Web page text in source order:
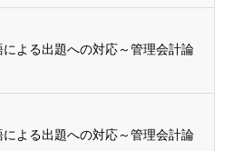
による出題への対応～管理会計論
による出題への対応～管理会計論